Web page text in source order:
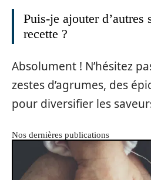
Puis-je ajouter d’autres
recette ?
Absolument ! N’hésitez
zestes d’agrumes, des
pour diversifier les
Nos dernières publications